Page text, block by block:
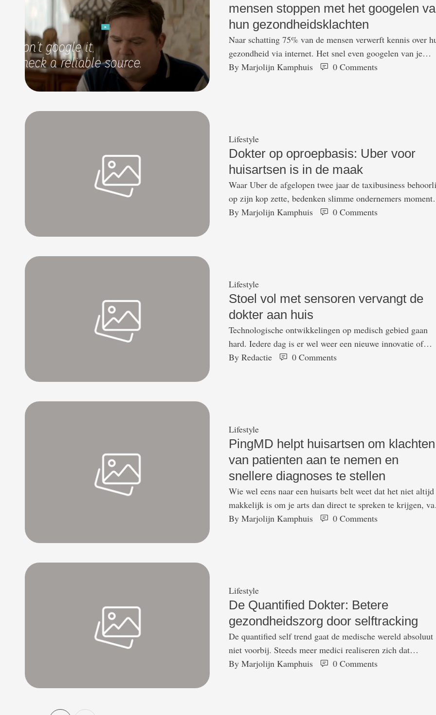
mensen stoppen met het googelen
hun gezondheidsklachten
Naar schatting 75% van de mensen verwerft kennis over
gezondheid via internet. Het snel even googelen van je
klachten resulteert vaak in een zoektocht langs schimmige
By Marjolijn Kamphuis 0 Comments
Lifestyle
Dokter op oproepbasis: Uber voor
huisartsen is in de maak
Waar Uber de afgelopen twee jaar de taxibusiness
op zijn kop zette, bedenken slimme ondernemers
manieren om hetzelfde model in andere beroepsgroepen toe
By Marjolijn Kamphuis 0 Comments
Lifestyle
Stoel vol met sensoren vervangt de
dokter aan huis
Technologische ontwikkelingen op medisch gebied gaan
hard. Iedere dag is er wel weer een nieuwe innovatie of
technologie die de gezondheidszorg moet verbeteren.
By Redactie 0 Comments
Lifestyle
PingMD helpt huisartsen om klachten
van patienten aan te nemen en
snellere diagnoses te stellen
Wie wel eens naar een huisarts belt weet dat het niet altijd
makkelijk is om je arts dan direct te spreken te krijgen,
moet je immers eerst een afspraak maken. En dat terwijl je
By Marjolijn Kamphuis 0 Comments
Lifestyle
De Quantified Dokter: Betere
gezondheidszorg door selftracking
De quantified self trend gaat de medische wereld absoluut
niet voorbij. Steeds meer medici realiseren zich dat
patienten die zelf hun eigen gezondheidsdata bijhouden een
By Marjolijn Kamphuis 0 Comments